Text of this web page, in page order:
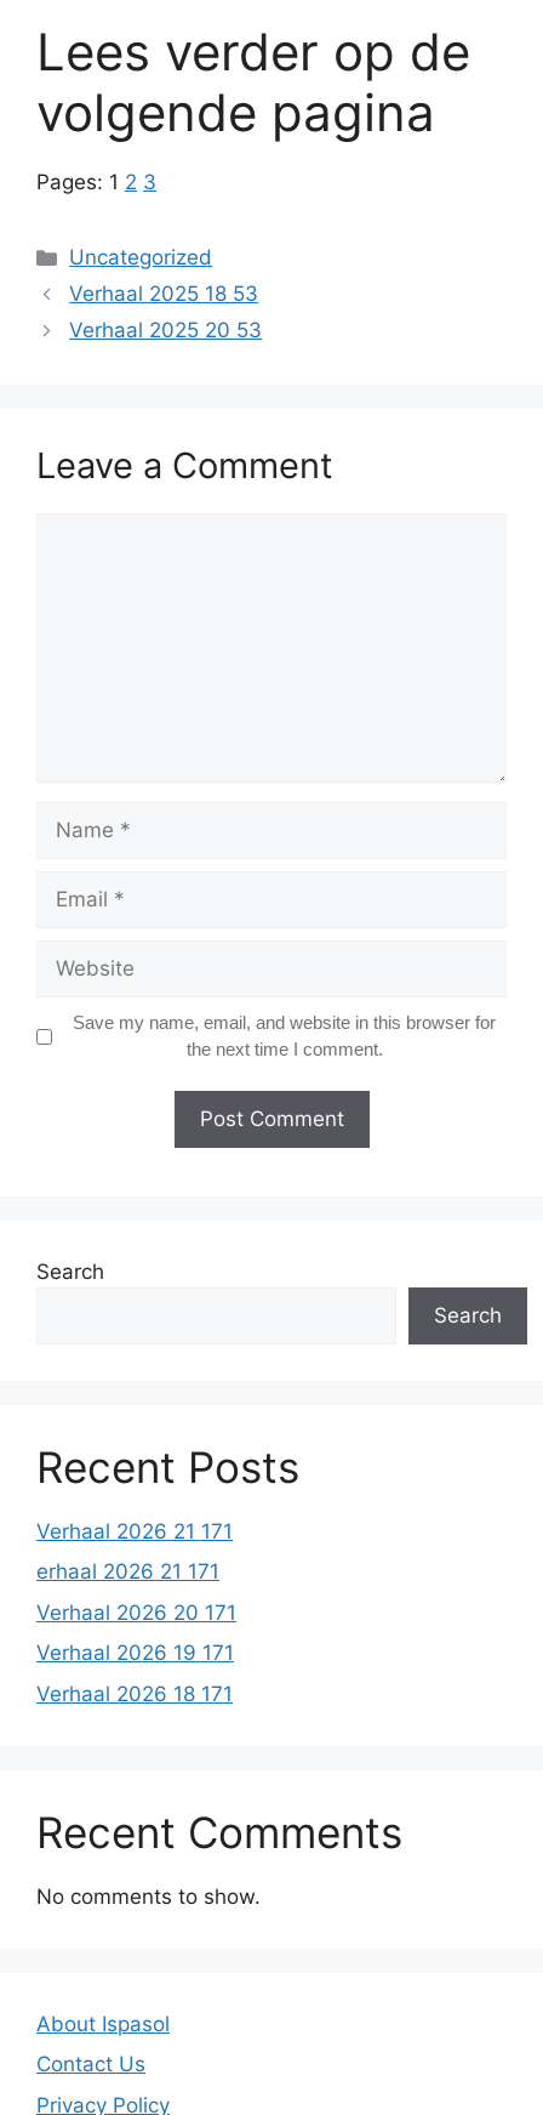
Lees verder op de
volgende pagina
Pages: 1 2 3
Categories
Uncategorized
Verhaal 2025 18 53
Verhaal 2025 20 53
Leave a Comment
Name
Email
Website
Save my name, email, and website in this browser for
the next time I comment.
Search
Search
Recent Posts
Verhaal 2026 21 171
erhaal 2026 21 171
Verhaal 2026 20 171
Verhaal 2026 19 171
Verhaal 2026 18 171
Recent Comments
No comments to show.
About Ispasol
Contact Us
Privacy Policy